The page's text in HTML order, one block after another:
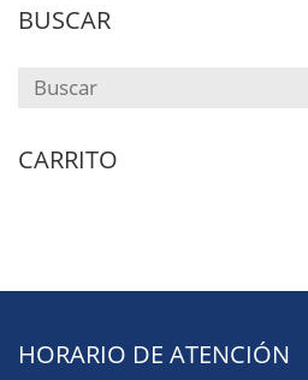
BUSCAR
CARRITO
HORARIO DE ATENCIÓN